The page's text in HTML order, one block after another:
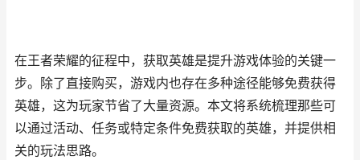
在王者荣耀的征程中，获取英雄是提升游戏体验的关键一
步。除了直接购买，游戏内也存在多种途径能够免费获得
英雄，这为玩家节省了大量资源。本文将系统梳理那些可
以通过活动、任务或特定条件免费获取的英雄，并提供相
关的玩法思路。